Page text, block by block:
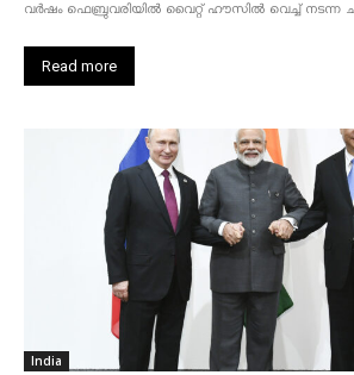
വർഷം ഫെബ്രുവരിയിൽ വൈറ്റ് ഹൗസിൽ വെച്ച് നടന്ന
Read more
India